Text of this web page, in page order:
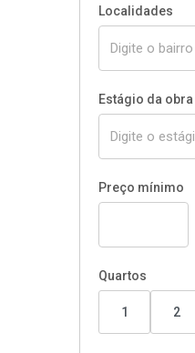
Localidades
Estágio da obra
Preço mínimo
Quartos
1 2